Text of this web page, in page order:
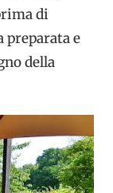
di
preparata e
della